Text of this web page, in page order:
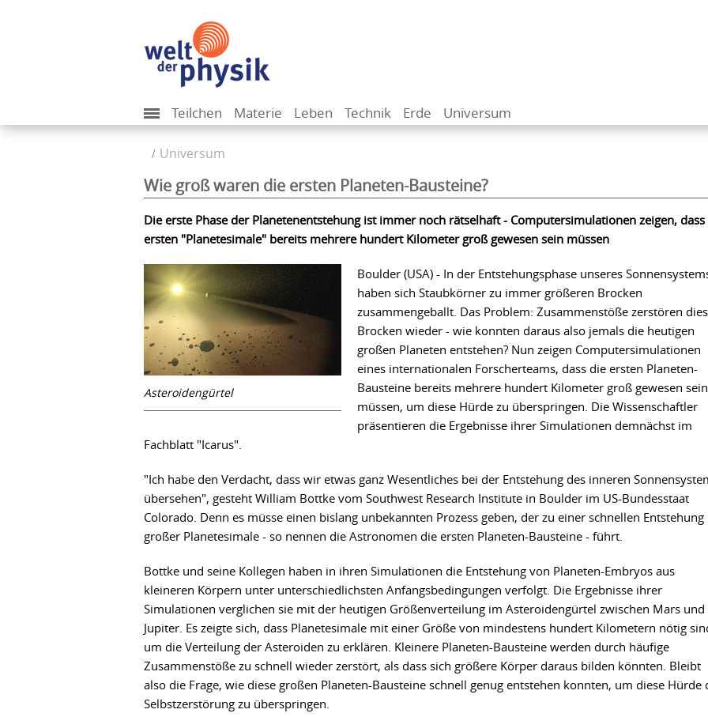
Teilchen Materie Leben Technik Erde Universum
Universum
Wie groß waren die ersten Planeten-Bausteine?
Die erste Phase der Planetenentstehung ist immer noch rätselhaft - Computersimulationen zeigen, dass
ersten "Planetesimale" bereits mehrere hundert Kilometer groß gewesen sein müssen
Asteroidengürtel
Boulder (USA) - In der Entstehungsphase unseres
haben sich Staubkörner zu immer größeren Brocken
zusammengeballt. Das Problem: Zusammenstöße zerstören
Brocken wieder - wie konnten daraus also jemals die heutigen
großen Planeten entstehen? Nun zeigen Computersimulationen
eines internationalen Forscherteams, dass die ersten Planeten-
Bausteine bereits mehrere hundert Kilometer groß gewesen sein
müssen, um diese Hürde zu überspringen. Die Wissenschaftler
präsentieren die Ergebnisse ihrer Simulationen demnächst im
Fachblatt "Icarus".
"Ich habe den Verdacht, dass wir etwas ganz Wesentliches bei der Entstehung des inneren
übersehen", gesteht William Bottke vom Southwest Research Institute in Boulder im US-Bundesstaat
Colorado. Denn es müsse einen bislang unbekannten Prozess geben, der zu einer schnellen Entstehung
großer Planetesimale - so nennen die Astronomen die ersten Planeten-Bausteine - führt.
Bottke und seine Kollegen haben in ihren Simulationen die Entstehung von Planeten-Embryos aus
kleineren Körpern unter unterschiedlichsten Anfangsbedingungen verfolgt. Die Ergebnisse ihrer
Simulationen verglichen sie mit der heutigen Größenverteilung im Asteroidengürtel zwischen Mars und
Jupiter. Es zeigte sich, dass Planetesimale mit einer Größe von mindestens hundert Kilometern nötig
um die Verteilung der Asteroiden zu erklären. Kleinere Planeten-Bausteine werden durch häufige
Zusammenstöße zu schnell wieder zerstört, als dass sich größere Körper daraus bilden könnten. Bleibt
also die Frage, wie diese großen Planeten-Bausteine schnell genug entstehen konnten, um diese Hürde
Selbstzerstörung zu überspringen.